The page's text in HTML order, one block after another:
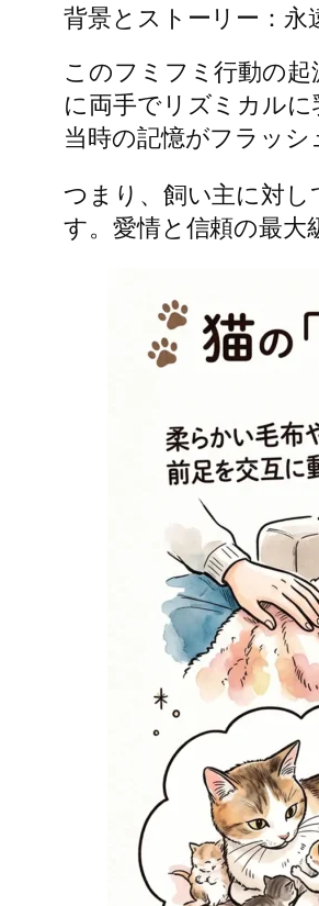
背景とストーリー：永
このフミフミ行動の
に両手でリズミカル
当時の記憶がフラッシ
つまり、飼い主に対
す。愛情と信頼の最大